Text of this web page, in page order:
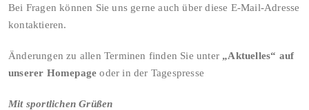
Bei Fragen können Sie uns gerne auch über diese E-Mail-Adresse
kontaktieren.
Änderungen zu allen Terminen finden Sie unter „Aktuelles“ auf
unserer Homepage oder in der Tagespresse
Mit sportlichen Grüßen